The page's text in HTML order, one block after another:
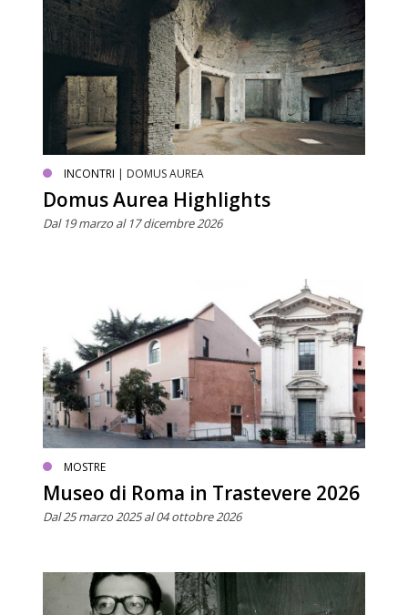
INCONTRI | DOMUS AUREA
Domus Aurea Highlights
Dal 19 marzo al 17 dicembre 2026
MOSTRE
Museo di Roma in Trastevere 2026
Dal 25 marzo 2025 al 04 ottobre 2026